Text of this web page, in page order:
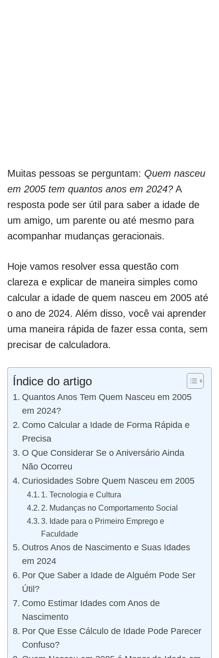
Muitas pessoas se perguntam: Quem nasceu
em 2005 tem quantos anos em 2024? A
resposta pode ser útil para saber a idade de
um amigo, um parente ou até mesmo para
acompanhar mudanças geracionais.
Hoje vamos resolver essa questão com
clareza e explicar de maneira simples como
calcular a idade de quem nasceu em 2005 até
o ano de 2024. Além disso, você vai aprender
uma maneira rápida de fazer essa conta, sem
precisar de calculadora.
Índice do artigo
Quantos Anos Tem Quem Nasceu em 2005
em 2024?
Como Calcular a Idade de Forma Rápida e
Precisa
O Que Considerar Se o Aniversário Ainda
Não Ocorreu
Curiosidades Sobre Quem Nasceu em 2005
1. Tecnologia e Cultura
2. Mudanças no Comportamento Social
3. Idade para o Primeiro Emprego e
Faculdade
Outros Anos de Nascimento e Suas Idades
em 2024
Por Que Saber a Idade de Alguém Pode Ser
Útil?
Como Estimar Idades com Anos de
Nascimento
Por Que Esse Cálculo de Idade Pode Parecer
Confuso?